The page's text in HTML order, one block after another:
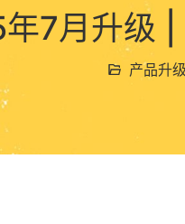
7月升级 |
产品升